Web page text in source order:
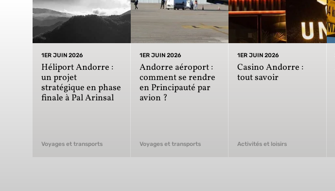
1ER JUIN 2026
Héliport Andorre :
un projet
stratégique en phase
finale à Pal Arinsal
Voyages et transports
1ER JUIN 2026
Andorre aéroport :
comment se rendre
en Principauté par
avion ?
Voyages et transports
1ER JUIN 2026
Casino Andorre :
tout savoir
Activités et loisirs